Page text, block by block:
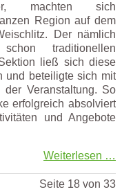
machten sich
Region auf dem
Der nämlich
traditionellen
ließ sich diese
und beteiligte sich mit
Veranstaltung. So
erfolgreich absolviert
und Angebote
Weiterlesen …
Seite 18 von 33